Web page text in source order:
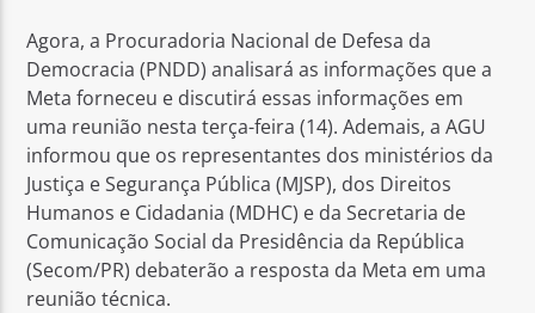
Agora, a Procuradoria Nacional de Defesa da
Democracia (PNDD) analisará as informações que a
Meta forneceu e discutirá essas informações em
uma reunião nesta terça-feira (14). Ademais, a AGU
informou que os representantes dos ministérios da
Justiça e Segurança Pública (MJSP), dos Direitos
Humanos e Cidadania (MDHC) e da Secretaria de
Comunicação Social da Presidência da República
(Secom/PR) debaterão a resposta da Meta em uma
reunião técnica.